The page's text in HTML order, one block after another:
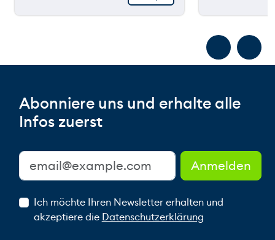
Abonniere uns und erhalte alle
Infos zuerst
Ich möchte Ihren Newsletter erhalten und
akzeptiere die Datenschutzerklärung